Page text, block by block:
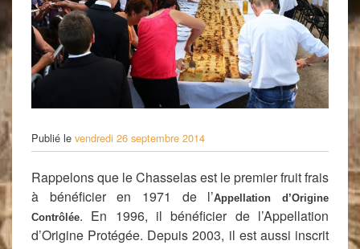
Publié le vendredi 26 septembre 2014
Rappelons que le Chasselas est le premier fruit frais
à bénéficier en 1971 de l’Appellation d’Origine
Contrôlée. En 1996, il bénéficier de l’Appellation
d’Origine Protégée. Depuis 2003, il est aussi inscrit